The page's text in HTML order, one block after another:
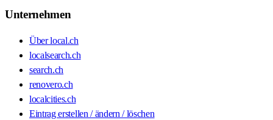
Unternehmen
Über local.ch
localsearch.ch
search.ch
renovero.ch
localcities.ch
Eintrag erstellen / ändern / löschen